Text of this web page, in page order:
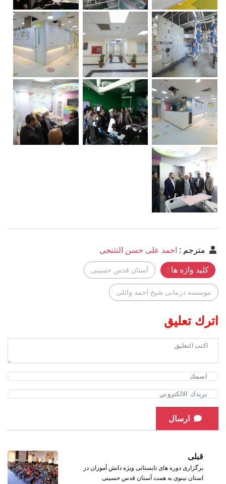
مترجم : احمد علی حسن التتنجی
کلید واژه ها : آستان قدس حسینی
موسسه درمانی شیخ احمد وائلی
اترك تعليق
ارسال
قبلی
برگزاری دوره های تابستانی ویژه دانش آموزان در
استان نینوی به همت آستان قدس حسینی